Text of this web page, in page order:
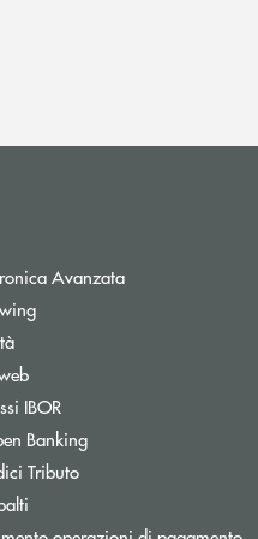
Avanzata
Apre una nuova finestra
IBORApre una nuova finestra
BankingApre una nuova finestra
TributoApre una nuova finestra